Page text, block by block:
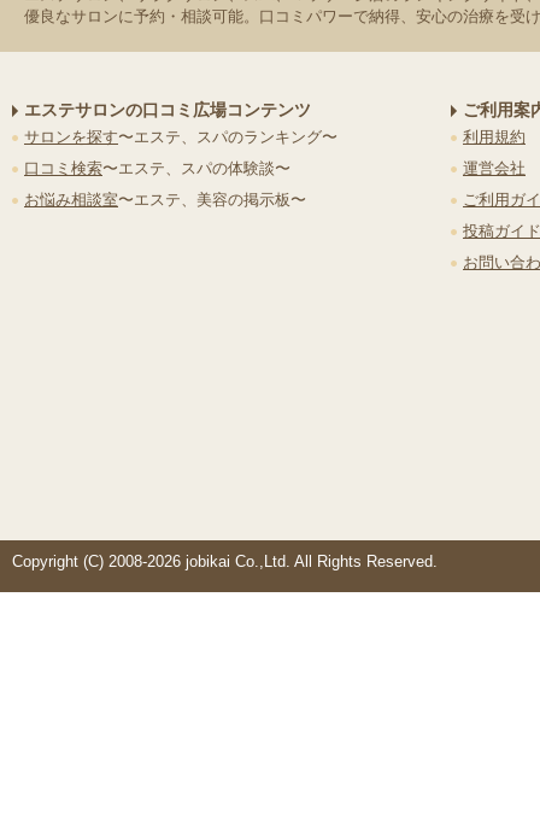
優良なサロンに予約・相談可能。口コミパワーで納得、安心の治療を受
エステサロンの口コミ広場コンテンツ
サロンを探す〜エステ、スパのランキング〜
口コミ検索〜エステ、スパの体験談〜
お悩み相談室〜エステ、美容の掲示板〜
ご利用案
利用規約
運営会社
ご利用ガ
投稿ガイ
お問い合
Copyright (C) 2008-2026 jobikai Co.,Ltd. All Rights Reserved.